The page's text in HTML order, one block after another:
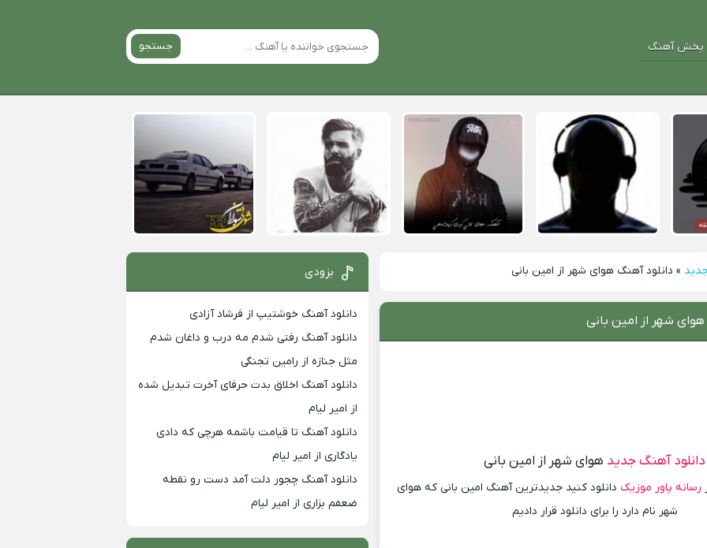
پخش آهنگ جستجو
» دانلود آهنگ هوای شهر از امین بانی
شهر از امین بانی
دانلود آهنگ جدید هوای شهر از امین بانی
رسانه پاور موزیک دانلود کنید جدیدترین آهنگ امین بانی که هوای
شهر نام دارد را برای دانلود قرار دادیم
بزودی
دانلود آهنگ خوشتیپ از فرشاد آزادی
دانلود آهنگ رفتی شدم مه درب و داغان شدم
مثل جنازه از رامین تجنگی
دانلود آهنگ اخلاق بدت حرفای آخرت تبدیل شده
از امیر لیام
دانلود آهنگ تا قیامت باشمه هرچی که دادی
یادگاری از امیر لیام
دانلود آهنگ چجور دلت آمد دست رو نقطه
ضعفم بزاری از امیر لیام